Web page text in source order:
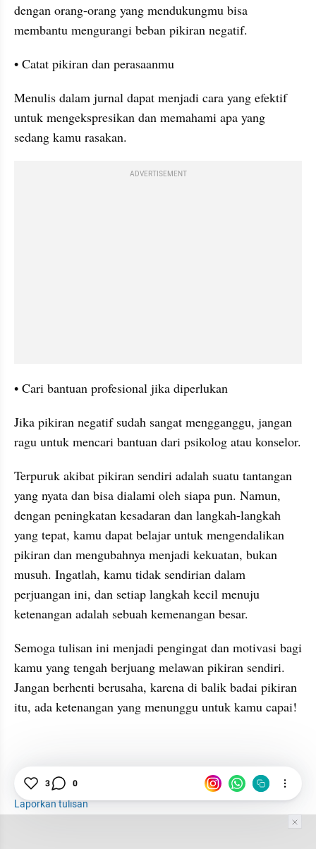
dengan orang-orang yang mendukungmu bisa
membantu mengurangi beban pikiran negatif.
• Catat pikiran dan perasaanmu
Menulis dalam jurnal dapat menjadi cara yang efektif
untuk mengekspresikan dan memahami apa yang
sedang kamu rasakan.
ADVERTISEMENT
• Cari bantuan profesional jika diperlukan
Jika pikiran negatif sudah sangat mengganggu, jangan
ragu untuk mencari bantuan dari psikolog atau konselor.
Terpuruk akibat pikiran sendiri adalah suatu tantangan
yang nyata dan bisa dialami oleh siapa pun. Namun,
dengan peningkatan kesadaran dan langkah-langkah
yang tepat, kamu dapat belajar untuk mengendalikan
pikiran dan mengubahnya menjadi kekuatan, bukan
musuh. Ingatlah, kamu tidak sendirian dalam
perjuangan ini, dan setiap langkah kecil menuju
ketenangan adalah sebuah kemenangan besar.
Semoga tulisan ini menjadi pengingat dan motivasi bagi
kamu yang tengah berjuang melawan pikiran sendiri.
Jangan berhenti berusaha, karena di balik badai pikiran
itu, ada ketenangan yang menunggu untuk kamu capai!
Overthinking
Cara Menghilangkan Stres
Laporkan tulisan
3 0